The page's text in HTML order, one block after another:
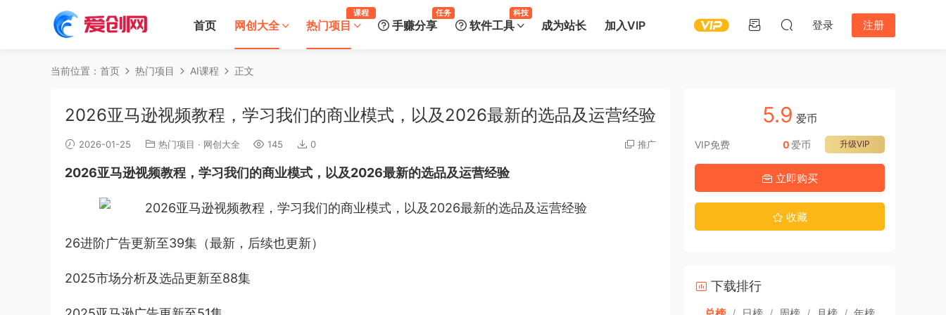
首页 网创大全 热门项目
课程
手赚分享
任务
软件工具
科技
成为站长 加入VIP 登录 注册
当前位置： 首页 热门项目 AI课程 正文
2026亚马逊视频教程，学习我们的商业模式，以及2026最新的选品及运营经验
2026-01-25 热门项目 · 网创大全 145 0 推广
2026亚马逊视频教程，学习我们的商业模式，以及2026最新的选品及运营经验
26进阶广告更新至39集（最新，后续也更新）
2025市场分析及选品更新至88集
5.9 爱币
VIP免费 升级VIP
0 爱币
立即购买
收藏
下载排行